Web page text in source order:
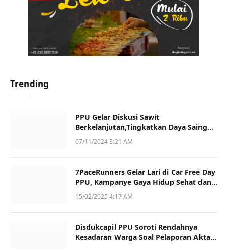
Trending
PPU Gelar Diskusi Sawit
Berkelanjutan,Tingkatkan Daya Saing
dan Kualitas
07/11/2024 3:21 AM
7PaceRunners Gelar Lari di Car Free Day
PPU, Kampanye Gaya Hidup Sehat dan
Dukung UMKM
15/02/2025 4:17 AM
Disdukcapil PPU Soroti Rendahnya
Kesadaran Warga Soal Pelaporan Akta